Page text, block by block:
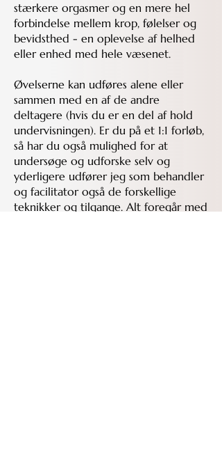
stærkere orgasmer og en mere hel
forbindelse mellem krop, følelser og
bevidsthed - en oplevelse af helhed
eller enhed med hele væsenet.
Øvelserne kan udføres alene eller
sammen med en af de andre
deltagere (hvis du er en del af hold
undervisningen). Er du på et 1:1 forløb,
så har du også mulighed for at
undersøge og udforske selv og
yderligere udfører jeg som behandler
og facilitator også de forskellige
teknikker og tilgange. Alt foregår med